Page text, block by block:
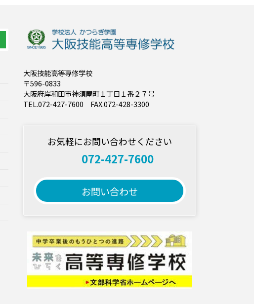
大阪技能高等専修学校
〒596-0833
大阪府岸和田市神須屋町１丁目１番２７号
TEL.072-427-7600 FAX.072-428-3300
お気軽にお問い合わせください
072-427-7600
お問い合わせ